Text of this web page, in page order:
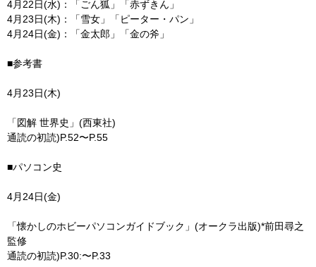
4月22日(水)：「ごん狐」「赤ずきん」
4月23日(木)：「雪女」「ピーター・パン」
4月24日(金)：「金太郎」「金の斧」
■参考書
4月23日(木)
「図解 世界史」(西東社)
通読の初読)P.52〜P.55
■パソコン史
4月24日(金)
「懐かしのホビーパソコンガイドブック」(オークラ出版)*前田尋之
監修
通読の初読)P.30:〜P.33